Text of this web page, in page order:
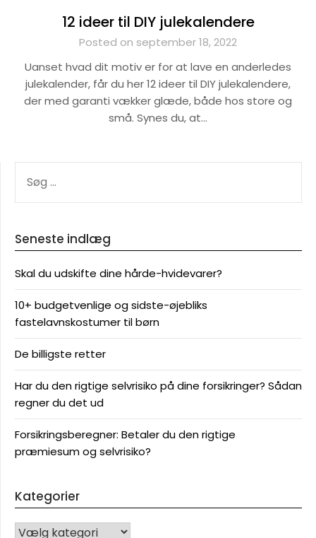
12 ideer til DIY julekalendere
Posted on september 18, 2022
Uanset hvad dit motiv er for at lave en anderledes
julekalender, får du her 12 ideer til DIY julekalendere,
der med garanti vækker glæde, både hos store og
små. Synes du, at…
EFTER:
Seneste indlæg
Skal du udskifte dine hårde-hvidevarer?
10+ budgetvenlige og sidste-øjebliks
fastelavnskostumer til børn
De billigste retter
Har du den rigtige selvrisiko på dine forsikringer? Sådan
regner du det ud
Forsikringsberegner: Betaler du den rigtige
præmiesum og selvrisiko?
Kategorier
KATEGORIER